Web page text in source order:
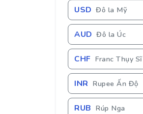
USD Đô la Mỹ
AUD Đô la Úc
CHF Franc Thụy Sĩ
INR Rupee Ấn Độ
RUB Rúp Nga